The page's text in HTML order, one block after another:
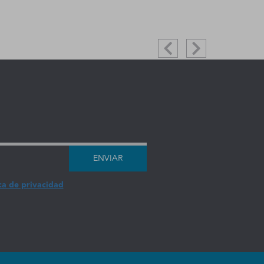
ENVIAR
de privacidad